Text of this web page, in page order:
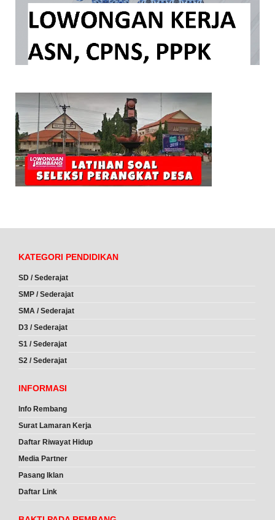
KATEGORI PENDIDIKAN
SD / Sederajat
SMP / Sederajat
SMA / Sederajat
D3 / Sederajat
S1 / Sederajat
S2 / Sederajat
INFORMASI
Info Rembang
Surat Lamaran Kerja
Daftar Riwayat Hidup
Media Partner
Pasang Iklan
Daftar Link